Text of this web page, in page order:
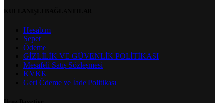
Hesabım
Sepet
Ödeme
GİZLİLİK VE GÜVENLİK POLİTİKASI
Mesafeli Satış Sözleşmesi
KVKK
Geri Ödeme ve İade Politikası